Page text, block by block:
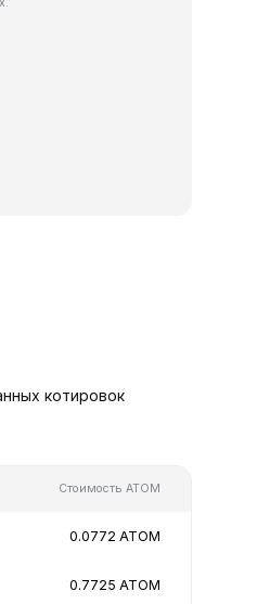
котировок
Стоимость ATOM
0.0772 ATOM
0.7725 ATOM